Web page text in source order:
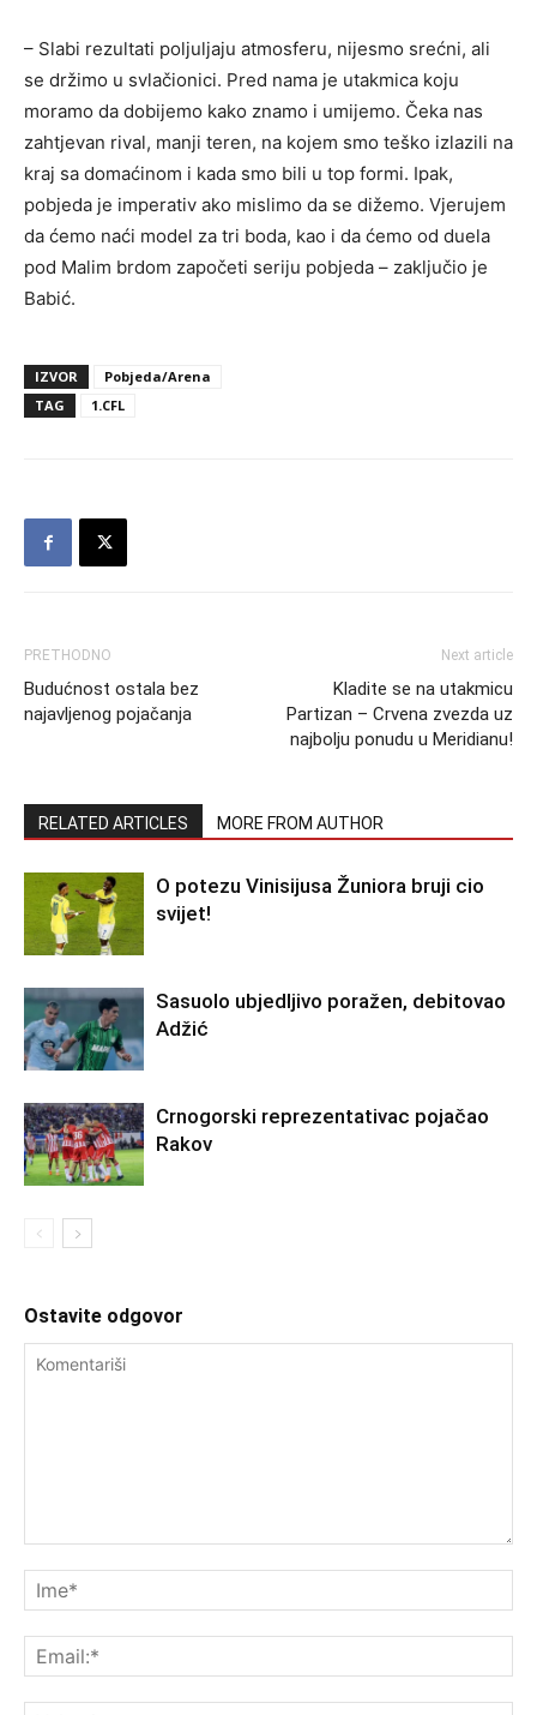
– Slabi rezultati poljuljaju atmosferu, nijesmo srećni, ali
se držimo u svlačionici. Pred nama je utakmica koju
moramo da dobijemo kako znamo i umijemo. Čeka nas
zahtjevan rival, manji teren, na kojem smo teško izlazili na
kraj sa domaćinom i kada smo bili u top formi. Ipak,
pobjeda je imperativ ako mislimo da se dižemo. Vjerujem
da ćemo naći model za tri boda, kao i da ćemo od duela
pod Malim brdom započeti seriju pobjeda – zaključio je
Babić.
IZVOR
Pobjeda/Arena
TAG
1.CFL
PRETHODNO
Budućnost ostala bez
najavljenog pojačanja
Next article
Kladite se na utakmicu
Partizan – Crvena zvezda uz
najbolju ponudu u Meridianu!
RELATED ARTICLES MORE FROM AUTHOR
O potezu Vinisijusa Žuniora bruji cio
svijet!
Sasuolo ubjedljivo poražen, debitovao
Adžić
Crnogorski reprezentativac pojačao
Rakov
Ostavite odgovor